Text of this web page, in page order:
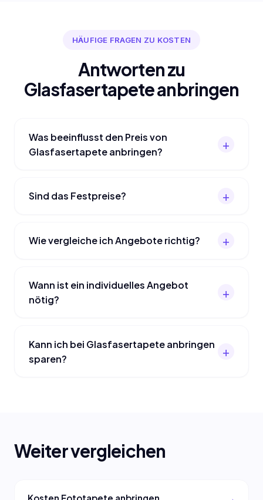
HÄUFIGE FRAGEN ZU KOSTEN
Antworten zu
Glasfasertapete anbringen
Was beeinflusst den Preis von
Glasfasertapete anbringen?
Sind das Festpreise?
Wie vergleiche ich Angebote richtig?
Wann ist ein individuelles Angebot
nötig?
Kann ich bei Glasfasertapete anbringen
sparen?
Weiter vergleichen
Kosten Fototapete anbringen